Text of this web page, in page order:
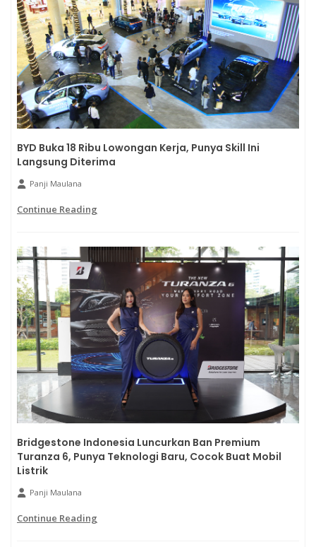
BYD Buka 18 Ribu Lowongan Kerja, Punya Skill Ini
Langsung Diterima
Panji Maulana
Continue Reading
Bridgestone Indonesia Luncurkan Ban Premium
Turanza 6, Punya Teknologi Baru, Cocok Buat Mobil
Listrik
Panji Maulana
Continue Reading